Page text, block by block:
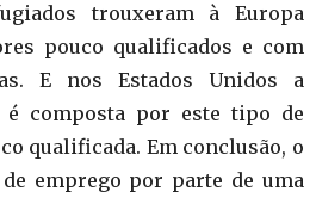
trouxeram à Europa
pouco qualificados e com
E nos Estados Unidos a
é composta por este tipo de
qualificada. Em conclusão, o
emprego por parte de uma